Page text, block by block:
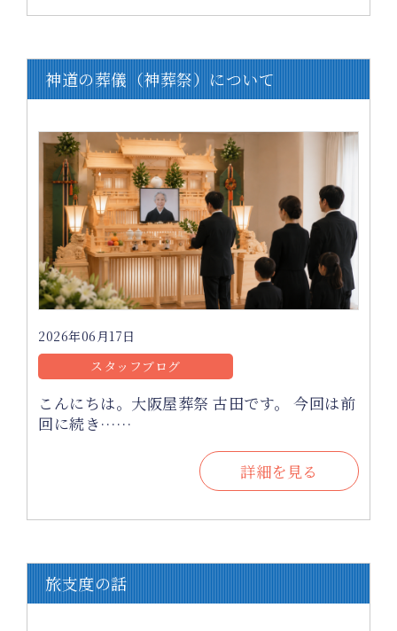
神道の葬儀（神葬祭）について
2026年06月17日
スタッフブログ
こんにちは。大阪屋葬祭 古田です。 今回は前
回に続き……
詳細を見る
旅支度の話